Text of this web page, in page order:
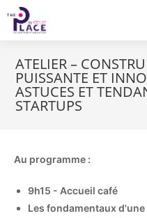
ATELIER –
PUISSANTE ET
ASTUCES ET
STARTUPS
Au programme :
9h15 - Accueil café
Les fondamentaux